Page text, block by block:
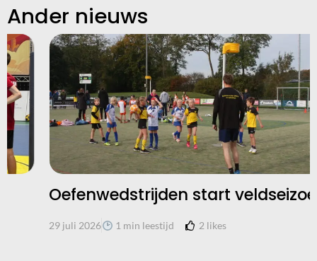
Ander nieuws
Oefenwedstrijden start veldseizoen
29 juli 2026 1 min leestijd 2likes